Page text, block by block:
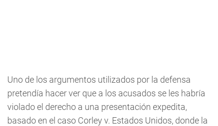
Uno de los argumentos utilizados por la defensa
pretendía hacer ver que a los acusados se les habría
violado el derecho a una presentación expedita,
basado en el caso Corley v. Estados Unidos, donde la